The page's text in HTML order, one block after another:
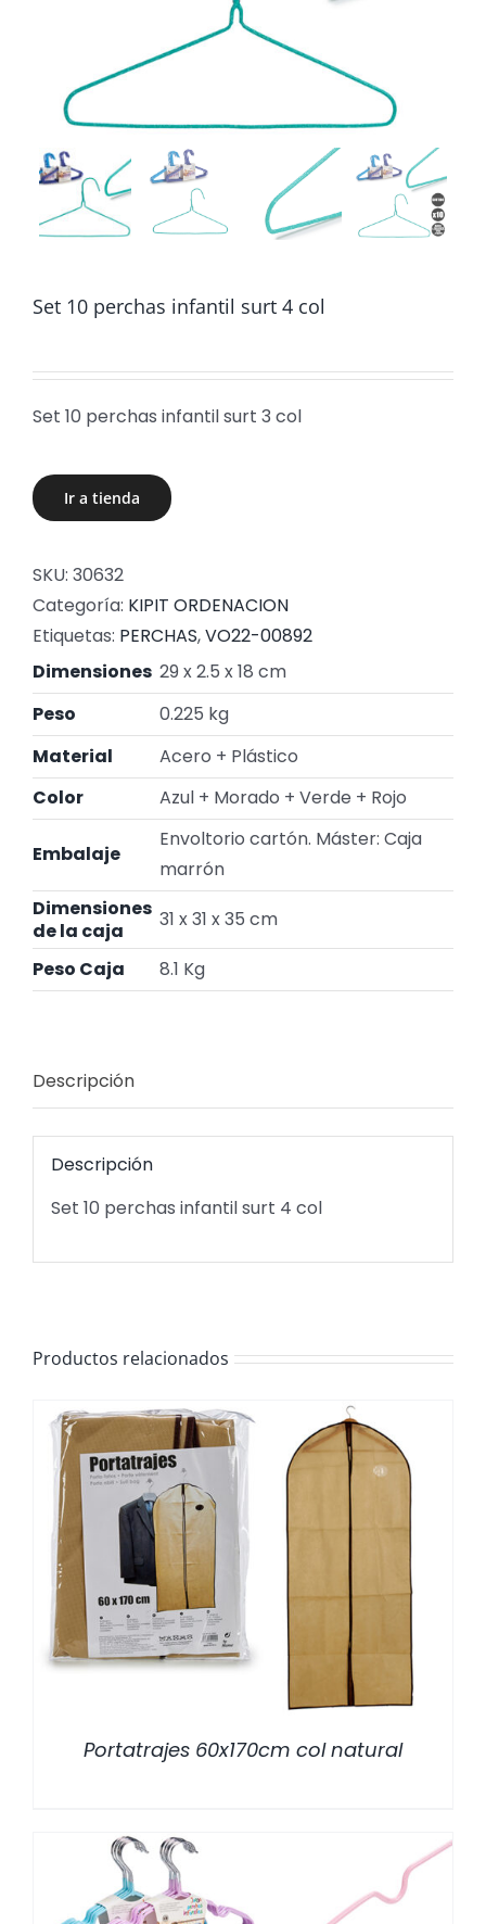
Set 10 perchas infantil surt 4 col
Set 10 perchas infantil surt 3 col
Ir a tienda
SKU: 30632
Categoría: KIPIT ORDENACION
Etiquetas: PERCHAS,VO22-00892
Dimensiones 29 x 2.5 x 18 cm
Peso
0.225 kg
Material
Acero + Plástico
Color
Azul + Morado + Verde + Rojo
Embalaje
Envoltorio cartón. Máster: Caja
marrón
Dimensiones
de la caja
31 x 31 x 35 cm
Peso Caja
8.1 Kg
Descripción
Descripción
Set 10 perchas infantil surt 4 col
Productos relacionados
Portatrajes 60x170cm col natural